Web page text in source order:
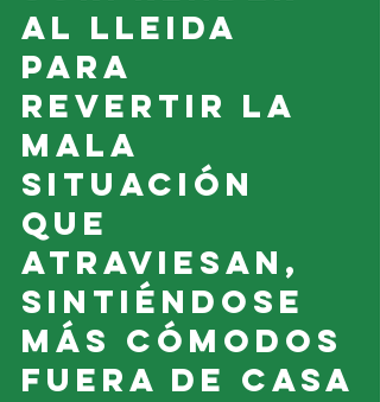
al Lleida
para
revertir la
mala
situación
que
atraviesan,
sintiéndose
más cómodos
fuera de casa